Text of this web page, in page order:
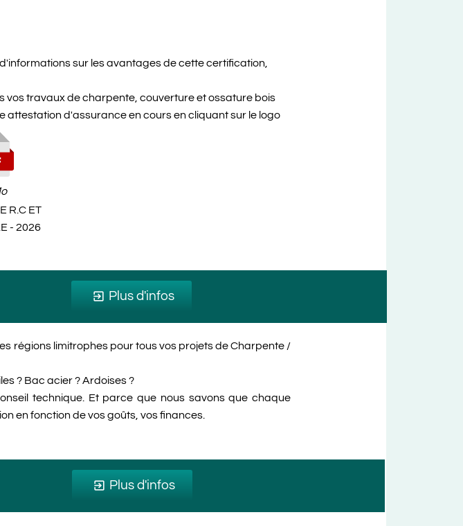
sur les avantages de cette certification,
travaux de charpente, couverture et ossature bois
attestation d'assurance en cours en cliquant sur le logo
R.C ET
- 2026
exit_to_app Plus d'infos
régions limitrophes pour tous vos projets de Charpente /
? Bac acier ? Ardoises ?
technique. Et parce que nous savons que chaque
en fonction de vos goûts, vos finances.
exit_to_app Plus d'infos